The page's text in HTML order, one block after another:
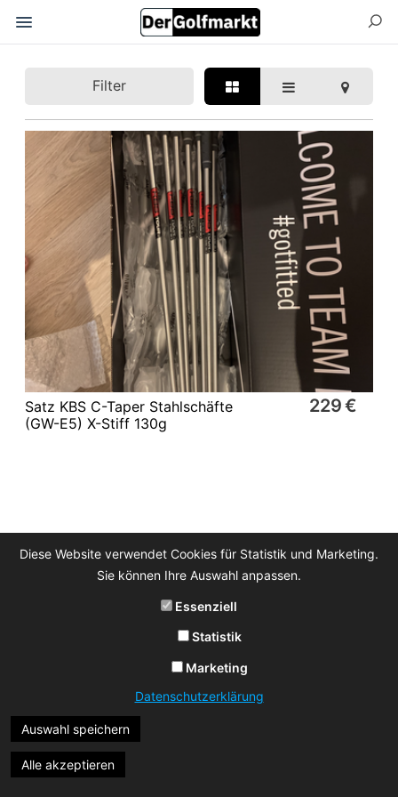
Filter
Satz KBS C-Taper Stahlschäfte
(GW-E5) X-Stiff 130g
229 €
Diese Website verwendet Cookies für Statistik und Marketing.
Sie können Ihre Auswahl anpassen.
Essenziell
Statistik
Marketing
Datenschutzerklärung
Auswahl speichern
Alle akzeptieren